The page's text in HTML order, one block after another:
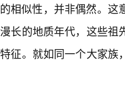
相似性，并非偶然。这
长的地质年代，这些
征。就如同一个大家